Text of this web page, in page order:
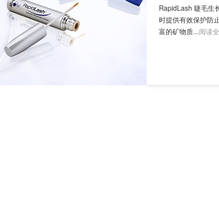
RapidLash 睫毛生
时提供有效保护防
富的矿物质...阅读